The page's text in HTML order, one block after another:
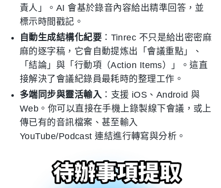
責人」。AI 會基於錄音內容給出精準回答，並
標示時間戳記。
自動生成結構化紀要 ：Tinrec 不只是給出密密麻
麻的逐字稿，它會自動提炼出「會議重點」、
「結論」與「行動項（Action Items）」。這直
接解決了會議紀錄員最耗時的整理工作。
多端同步與靈活輸入 ：支援 iOS、Android 與
Web。你可以直接在手機上錄製線下會議，或上
傳已有的音訊檔案、甚至輸入
YouTube/Podcast 連結進行轉寫與分析。